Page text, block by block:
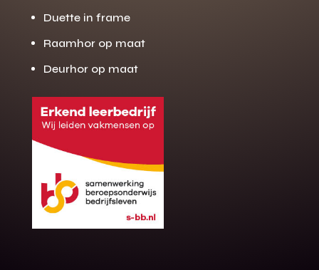
Gratis offerte
op maat?
Binnen 24 uur jouw gratis offerte
10 jaar garantie op de montage
Duette in frame
Raamhor op maat
Deurhor op maat